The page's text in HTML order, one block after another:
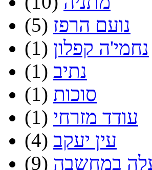
נועם הרפז (5)
נחמי'ה קפלון (1)
נתיב (1)
סוכות (1)
עודד מזרחי (1)
עין יעקב (4)
במחשבה (9)